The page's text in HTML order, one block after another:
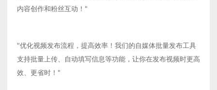
内容创作和粉丝互动！"
"优化视频发布流程，提高效率！我们的自媒体批量发布工具
支持批量上传、自动填写信息等功能，让你在发布视频时更高
效、更省时！"